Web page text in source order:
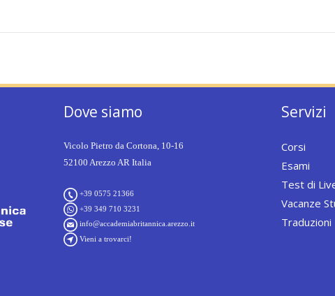
Dove siamo
Vicolo Pietro da Cortona, 10-16
52100 Arezzo AR Italia
+39 0575 21366
+39 349 710 3231
info@accademiabritannica.arezzo.it
Vieni a trovarci!
Servizi
Corsi
Esami
Test di
Vacanze
Traduzioni